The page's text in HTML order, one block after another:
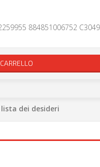
884851006752
dei desideri